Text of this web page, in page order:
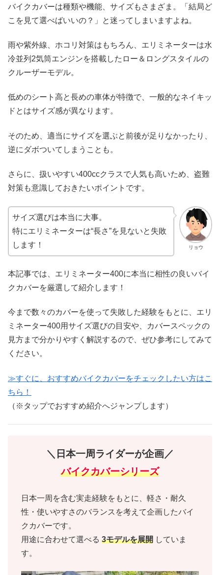
バイクカバーは種類や機能、サイズもさまざま。「結局ど
こを見て選べばいいの？」と迷ってしまいますよね。
雨や紫外線、ホコリ対策はもちろん、エリミネーターは水
冷並列2気筒エンジンを搭載したロー＆ロングスタイルの
クルーザーモデル。
低めのシート高と長めの車体が特徴で、一般的なネイキッ
ドとはサイズ感が異なります。
そのため、適当にサイズを選ぶと前後が足りなかったり、
逆にダボついてしまうことも。
さらに、扱いやすい400ccクラスで人気も高いため、盗難
対策も意識しておきたいポイントです。
リョウ
サイズ選びは本当に大事。
特にエリミネーターは“長さ”を見ないと失敗
します！
本記事では、エリミネーター400に本当に相性の良いバイ
クカバーを厳選して紹介します！
今まで数々のカバーを使って失敗した経験をもとに、エリ
ミネーター400用サイズ選びの目安や、カバースペックの
見方まで分かりやすく解説するので、ぜひ参考にしてみて
ください。
≫すぐに、おすすめバイクカバーをチェックしたい方はこ
ちら！
（※タップでおすすめ紹介へジャンプします）
＼日本一周ライダーが企画／
バイクカバーシリーズ
日本一周を含む実走経験をもとに、軽さ・耐久
性・使いやすさのバランスを考えて企画したバイ
クカバーです。
用途に合わせて選べる 3モデルを展開 していま
す。